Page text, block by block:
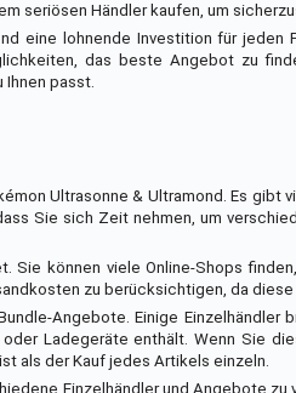
seriösen Händler kaufen, um
eine lohnende Investition für jeden
das beste Angebot zu
Ihnen passt.
Ultrasonne & Ultramond. Es gibt
Sie sich Zeit nehmen, um
Sie können viele Online-Shops
zu berücksichtigen, da
Angebote. Einige Einzelhändler
Ladegeräte enthält. Wenn Sie
als der Kauf jedes Artikels einzeln.
Einzelhändler und Angebote